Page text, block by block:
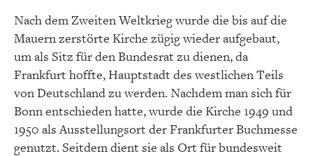
Nach dem Zweiten Weltkrieg wurde die bis auf die
Mauern zerstörte Kirche zügig wieder aufgebaut,
um als Sitz für den Bundesrat zu dienen, da
Frankfurt hoffte, Hauptstadt des westlichen Teils
von Deutschland zu werden. Nachdem man sich für
Bonn entschieden hatte, wurde die Kirche 1949 und
1950 als Ausstellungsort der Frankfurter Buchmesse
genutzt. Seitdem dient sie als Ort für bundesweit